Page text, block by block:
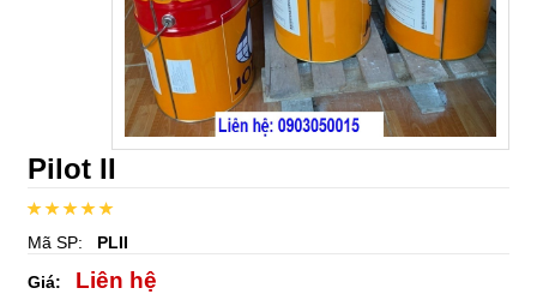
Pilot II
Mã SP: PLII
Giá: Liên hệ